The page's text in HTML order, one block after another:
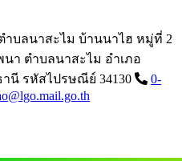
บลนาสะไม บ้านนาไฮ หมู่ที่ 2
นา ตำบลนาสะไม อำเภอ
นี รหัสไปรษณีย์ 34130
0-